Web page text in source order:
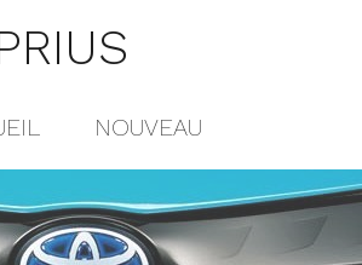
NOUVEAU